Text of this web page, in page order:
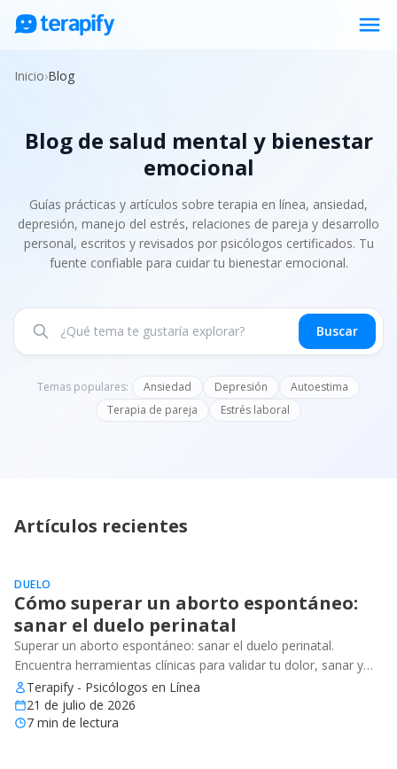
menu
Psicólogos en línea
Opiniones
Preguntas frecuentes
Blog
Trabaja con nosotros
Inicio›Blog
Blog de salud mental y bienestar
emocional
Guías prácticas y artículos sobre terapia en línea, ansiedad,
depresión, manejo del estrés, relaciones de pareja y desarrollo
personal, escritos y revisados por psicólogos certificados. Tu
fuente confiable para cuidar tu bienestar emocional.
Buscar
Temas populares: Ansiedad Depresión
Autoestima
Terapia de pareja
Estrés laboral
Artículos recientes
DUELO
Cómo superar un aborto espontáneo:
sanar el duelo perinatal
Superar un aborto espontáneo: sanar el duelo perinatal.
Encuentra herramientas clínicas para validar tu dolor, sanar y
recuperar tu bienestar emocional.
Terapify - Psicólogos en Línea
21 de julio de 2026
7 min de lectura